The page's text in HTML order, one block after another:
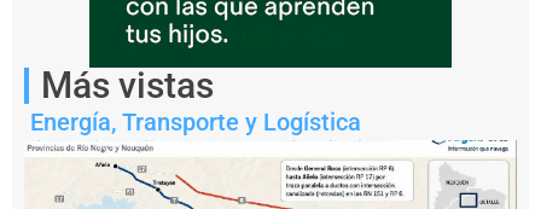
Notas
relacionadas
Más vistas
Energía, Transporte y Logística